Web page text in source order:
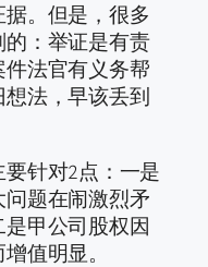
。但是，很多
的：举证是有责
法官有义务帮
法，早该丢到
针对2点：一是
题在闹激烈矛
甲公司股权因
值明显。